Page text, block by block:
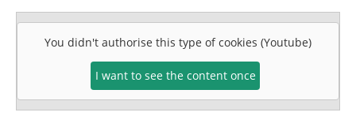
You didn't authorise this type of cookies (Youtube)
I want to see the content once